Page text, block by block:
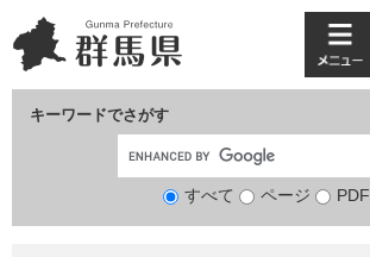
ー
ジ
ニ
ュ
て
キーワードでさがす
検
すべて ページ PDF
メ
ニ
ー